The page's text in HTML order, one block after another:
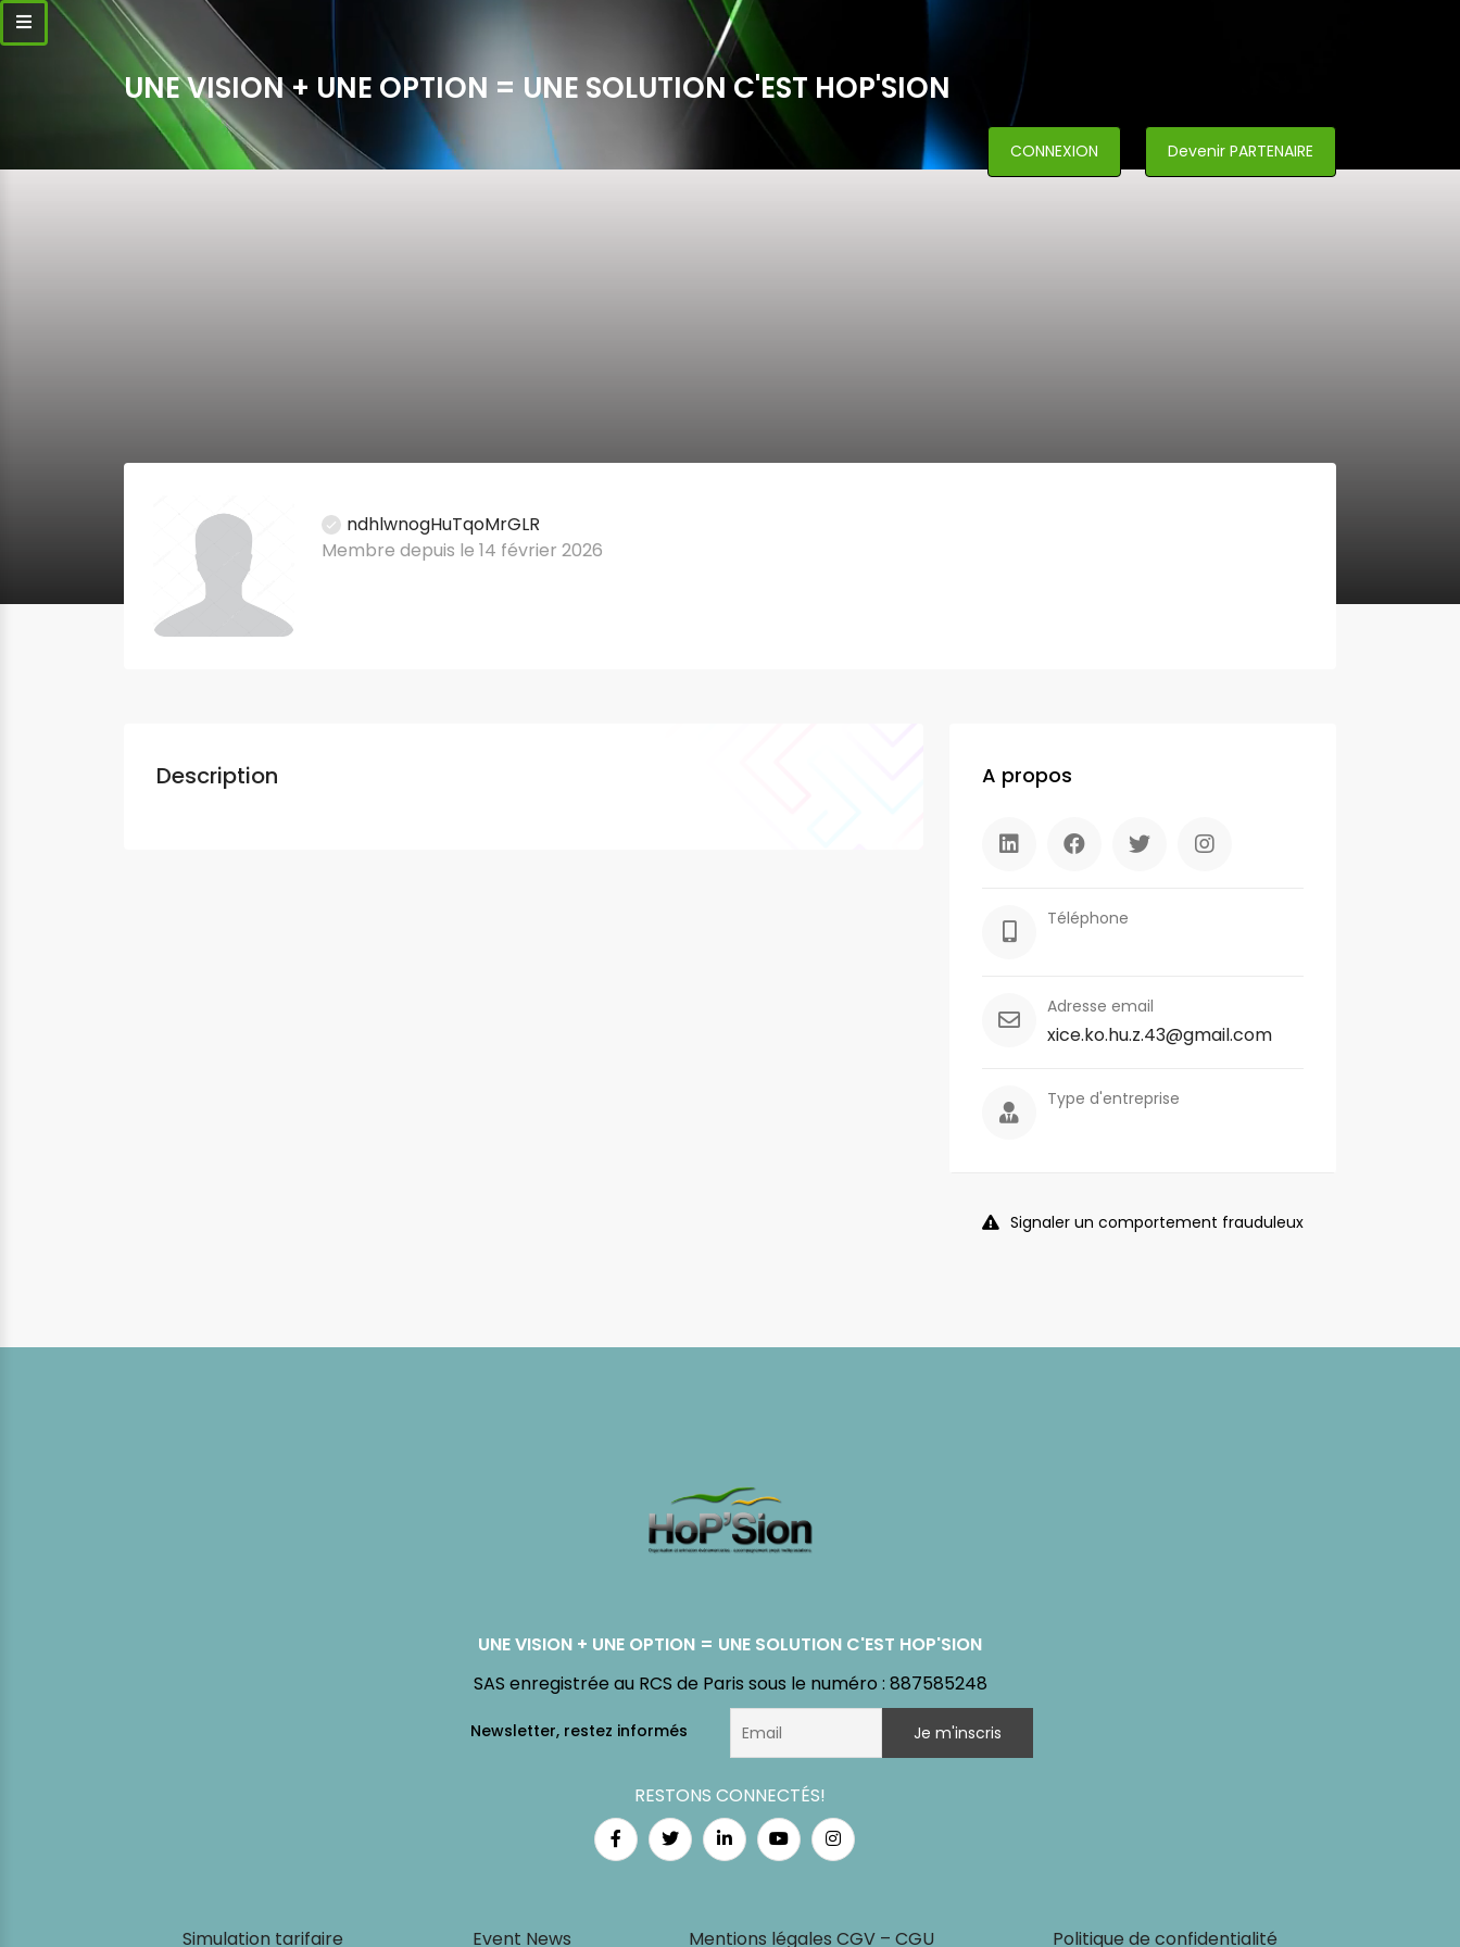
UNE VISION + UNE OPTION = UNE SOLUTION C'EST HOP'SION
CONNEXION Devenir PARTENAIRE
ndhlwnogHuTqoMrGLR
Membre depuis le 14 février 2026
Description A propos
Téléphone
Adresse email
xice.ko.hu.z.43@gmail.com
Type d'entreprise
Signaler un comportement frauduleux
UNE VISION + UNE OPTION = UNE SOLUTION C'EST HOP'SION
SAS enregistrée au RCS de Paris sous le numéro : 887585248
RESTONS CONNECTÉS!
Simulation tarifaire Event News Mentions légales CGV – CGU Politique de confidentialité